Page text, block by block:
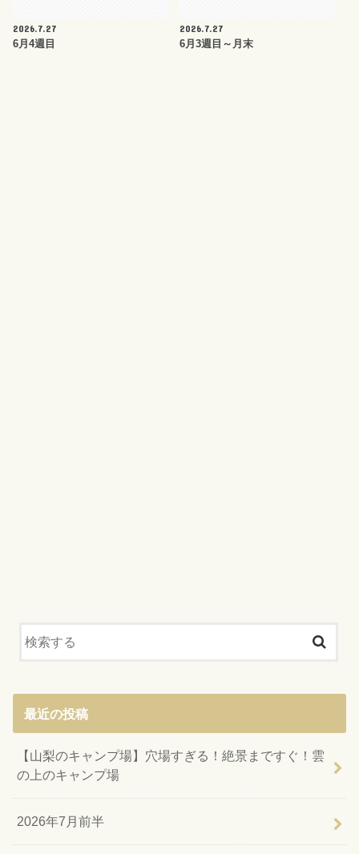
2026.7.27
6月4週目
2026.7.27
6月3週目～月末
最近の投稿
【山梨のキャンプ場】穴場すぎる！絶景まですぐ！雲
の上のキャンプ場
2026年7月前半